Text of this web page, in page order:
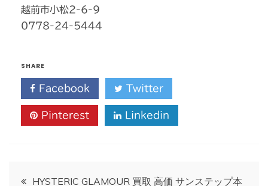
越前市小松2-6-9
0778-24-5444
SHARE
Facebook Twitter
Pinterest Linkedin
投 HYSTERIC GLAMOUR 買取 高価 サンステップ本